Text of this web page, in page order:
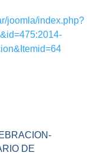
joomla/index.php?
DE